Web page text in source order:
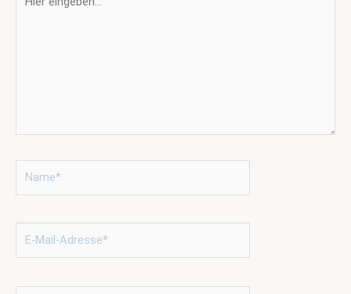
eingeben…
Mail-
Adresse*